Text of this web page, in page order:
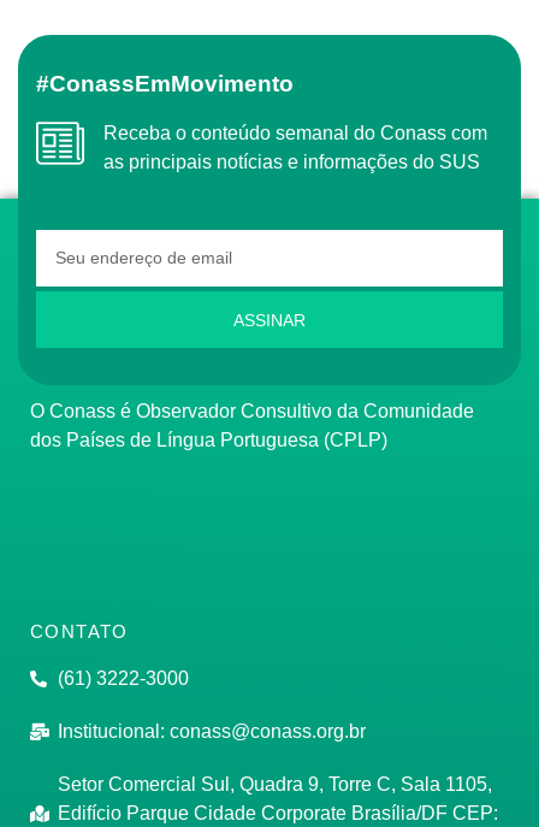
#ConassEmMovimento
Receba o conteúdo semanal do Conass com
as principais notícias e informações do SUS
ASSINAR
O Conass é Observador Consultivo da Comunidade
dos Países de Língua Portuguesa (CPLP)
CONTATO
(61) 3222-3000
Institucional: conass@conass.org.br
Setor Comercial Sul, Quadra 9, Torre C, Sala 1105,
Edifício Parque Cidade Corporate Brasília/DF CEP: